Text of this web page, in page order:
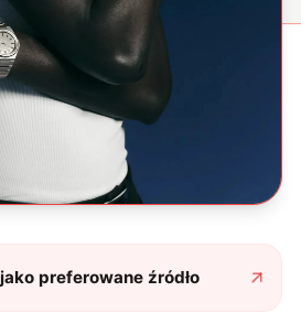
jako preferowane źródło